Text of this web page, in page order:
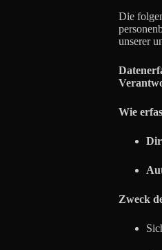
Die
unserer
Wie
Zweck